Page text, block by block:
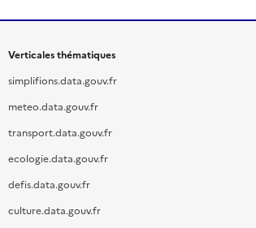
Verticales thématiques
simplifions.data.gouv.fr
meteo.data.gouv.fr
transport.data.gouv.fr
ecologie.data.gouv.fr
defis.data.gouv.fr
culture.data.gouv.fr